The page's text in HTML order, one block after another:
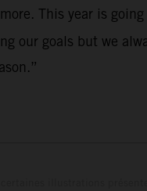
This year is going
our goals but we